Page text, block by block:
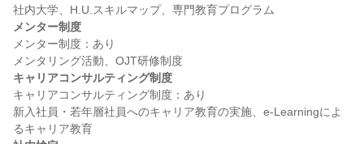
メンター制度
メンター制度：あり
キャリアコンサルティング制度
キャリアコンサルティング制度：あり
新入社員・若年層社員へのキャリア教育の実施、e-Learningによ